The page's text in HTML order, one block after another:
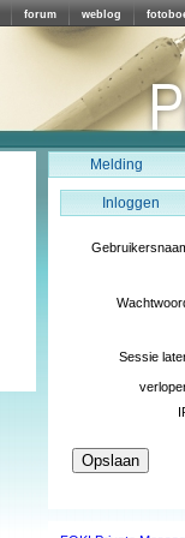
forum weblog
Melding
Inloggen
Sessie